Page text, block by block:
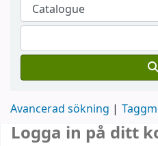
Avancerad sökning
Logga in på ditt